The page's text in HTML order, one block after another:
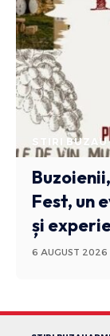
STIRI BUZAU
Fest, un
și
6 AUGUST 2026